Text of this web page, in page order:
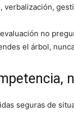
verbalización,
no
el árbol,
seguras de